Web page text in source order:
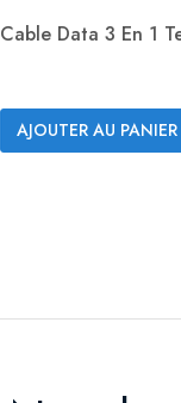
Cable Data 3 En 1
AJOUTER AU PANIER